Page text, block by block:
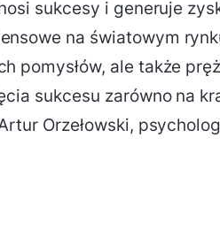
sukcesy i generuje
na światowym
pomysłów, ale także
sukcesu zarówno na
Orzełowski,